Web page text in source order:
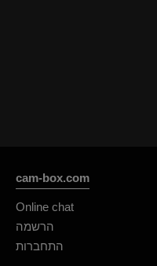
cam-box.com
Online chat
הרשמה
התחברות